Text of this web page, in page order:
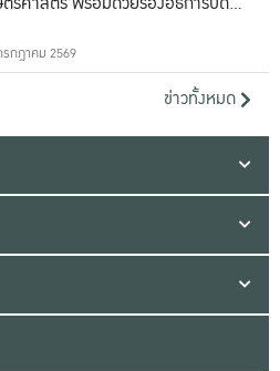
รกฎาคม 2569
ข่าวทั้งหมด